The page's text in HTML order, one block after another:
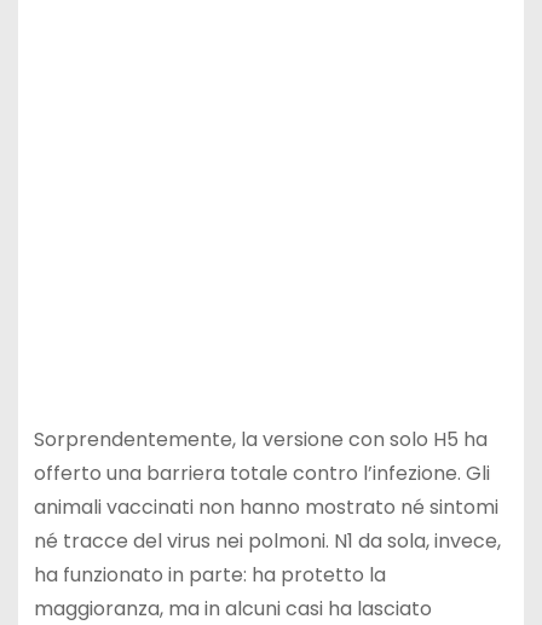
Sorprendentemente, la versione con solo H5 ha
offerto una barriera totale contro l’infezione. Gli
animali vaccinati non hanno mostrato né sintomi
né tracce del virus nei polmoni. N1 da sola, invece,
ha funzionato in parte: ha protetto la
maggioranza, ma in alcuni casi ha lasciato